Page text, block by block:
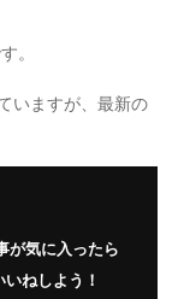
。
いますが、最新の
が気に入ったら
いねしよう！